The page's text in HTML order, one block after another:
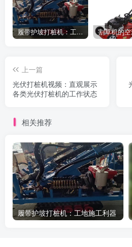
履带护坡打桩机：工地施工利器
上一篇
光伏打桩机视频：直观展示
各类光伏打桩机的工作状态
相关推荐
履带护坡打桩机：工地施工利器